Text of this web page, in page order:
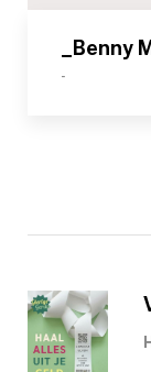
_Benny
-